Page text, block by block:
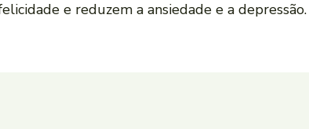
e reduzem a ansiedade e a depressão.